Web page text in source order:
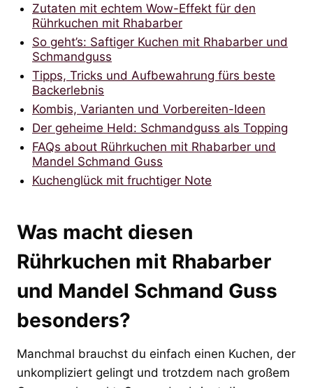
Zutaten mit echtem Wow-Effekt für den
Rührkuchen mit Rhabarber
So geht’s: Saftiger Kuchen mit Rhabarber und
Schmandguss
Tipps, Tricks und Aufbewahrung fürs beste
Backerlebnis
Kombis, Varianten und Vorbereiten-Ideen
Der geheime Held: Schmandguss als Topping
FAQs about Rührkuchen mit Rhabarber und
Mandel Schmand Guss
Kuchenglück mit fruchtiger Note
Was macht diesen
Rührkuchen mit Rhabarber
und Mandel Schmand Guss
besonders?
Manchmal brauchst du einfach einen Kuchen, der
unkompliziert gelingt und trotzdem nach großem